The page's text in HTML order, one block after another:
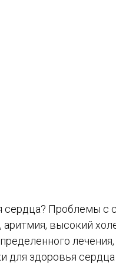
сердца? Проблемы с
высокий
лечения,
для здоровья сердца